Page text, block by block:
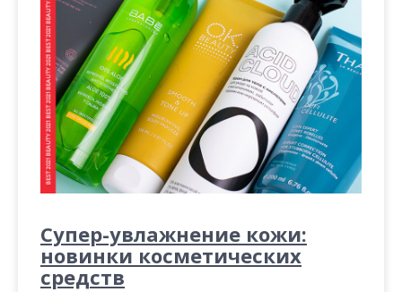
Супер-увлажнение кожи:
новинки косметических
средств